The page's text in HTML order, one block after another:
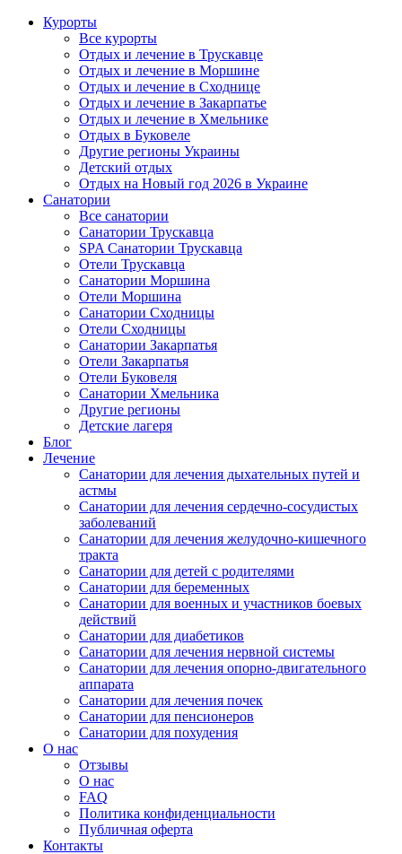
Курорты
Все курорты
Отдых и лечение в Трускавце
Отдых и лечение в Моршине
Отдых и лечение в Сходнице
Отдых и лечение в Закарпатье
Отдых и лечение в Хмельнике
Отдых в Буковеле
Другие регионы Украины
Детский отдых
Отдых на Новый год 2026 в Украине
Санатории
Все санатории
Санатории Трускавца
SPA Санатории Трускавца
Отели Трускавца
Санатории Моршина
Отели Моршина
Санатории Сходницы
Отели Сходницы
Санатории Закарпатья
Отели Закарпатья
Отели Буковеля
Санатории Хмельника
Другие регионы
Детские лагеря
Блог
Лечение
Санатории для лечения дыхательных путей и
астмы
Санатории для лечения сердечно-сосудистых
заболеваний
Санатории для лечения желудочно-кишечного
тракта
Санатории для детей с родителями
Санатории для беременных
Санатории для военных и участников боевых
действий
Санатории для диабетиков
Санатории для лечения нервной системы
Санатории для лечения опорно-двигательного
аппарата
Санатории для лечения почек
Санатории для пенсионеров
Санатории для похудения
О нас
Отзывы
О нас
FAQ
Политика конфиденциальности
Публичная оферта
Контакты